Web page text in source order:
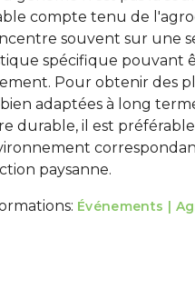
compte tenu de
souvent sur une
spécifique pouvant
Pour obtenir des
adaptées à long
durable, il est
paysanne.
Événements |